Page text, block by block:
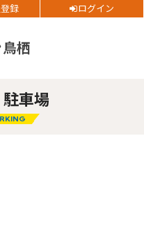
録 ログイン
栖
価格！
車場